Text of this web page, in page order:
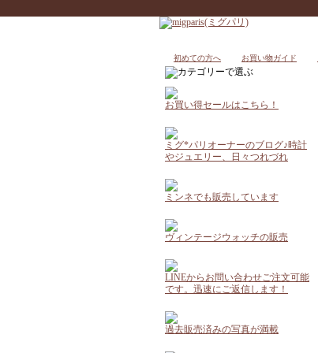
初めての方へ お買い物ガイド
お買い得セールはこちら！
ミグ*パリオーナーのブログ♪時計
やジュエリー、日々つれづれ
ミンネでも販売しています
ヴィンテージウォッチの販売
LINEからお問い合わせご注文可能
です。迅速にご返信します！
過去販売済みの写真が満載